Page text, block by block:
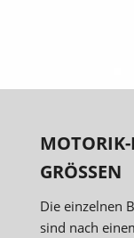
GRÖSSEN
Die einzelnen
sind nach